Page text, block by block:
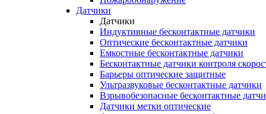
Датчики
Датчики
Индуктивные бесконтактные датчики
Оптические бесконтактные датчики
Емкостные бесконтактные датчики
Бесконтактные датчики контроля
Барьеры оптические защитные
Ультразвуковые бесконтактные датчики
Взрывобезопасные бесконтактные
Датчики метки оптические